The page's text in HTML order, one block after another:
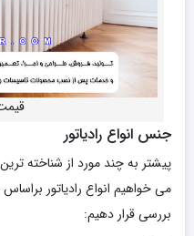
جنس انواع رادیاتور
پیشتر به چند مورد از شناخته ترین
می خواهیم انواع رادیاتور
بررسی قرار دهیم: